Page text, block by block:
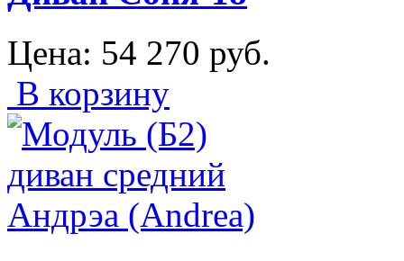
Цена: 54 270 руб.
В корзину